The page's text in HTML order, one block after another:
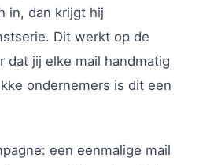
in, dan krijgt hij
Dit werkt op de
dat jij elke mail handmatig
ondernemers is dit een
een eenmalige mail